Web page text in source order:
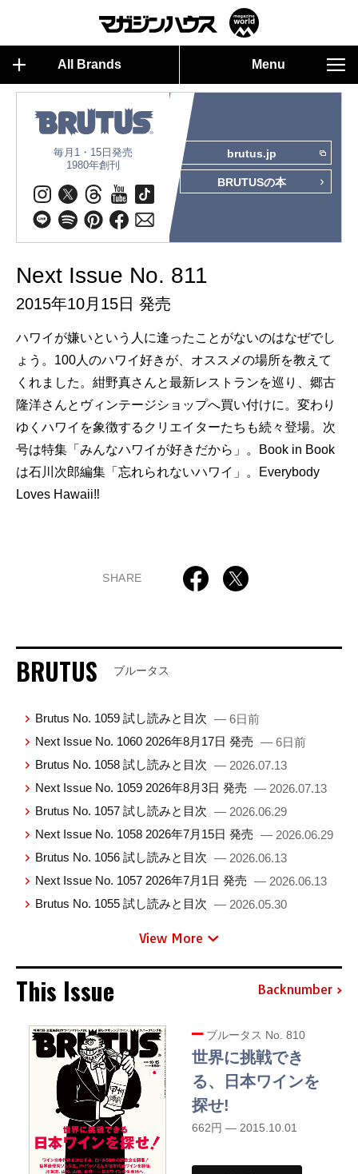
All Brands Menu
毎月1・15日発売
1980年創刊
brutus.jp
BRUTUSの本
Next Issue No. 811
2015年10月15日 発売
ハワイが嫌いという人に逢ったことがないのはなぜでし
ょう。100人のハワイ好きが、オススメの場所を教えて
くれました。紺野真さんと最新レストランを巡り、郷古
隆洋さんとヴィンテージショップへ買い付けに。変わり
ゆくハワイを象徴するクリエイターたちも続々登場。次
号は特集「みんなハワイが好きだから」。Book in Book
は石川次郎編集「忘れられないハワイ」。Everybody
Loves Hawaii‼
SHARE
BRUTUS ブルータス
Brutus No. 1059 試し読みと目次 — 6日前
Next Issue No. 1060 2026年8月17日 発売 — 6日前
Brutus No. 1058 試し読みと目次 — 2026.07.13
Next Issue No. 1059 2026年8月3日 発売 — 2026.07.13
Brutus No. 1057 試し読みと目次 — 2026.06.29
Next Issue No. 1058 2026年7月15日 発売 — 2026.06.29
Brutus No. 1056 試し読みと目次 — 2026.06.13
Next Issue No. 1057 2026年7月1日 発売 — 2026.06.13
Brutus No. 1055 試し読みと目次 — 2026.05.30
View More
This Issue Backnumber
ブルータス No. 810
世界に挑戦でき
る、日本ワインを
探せ!
662円 — 2015.10.01